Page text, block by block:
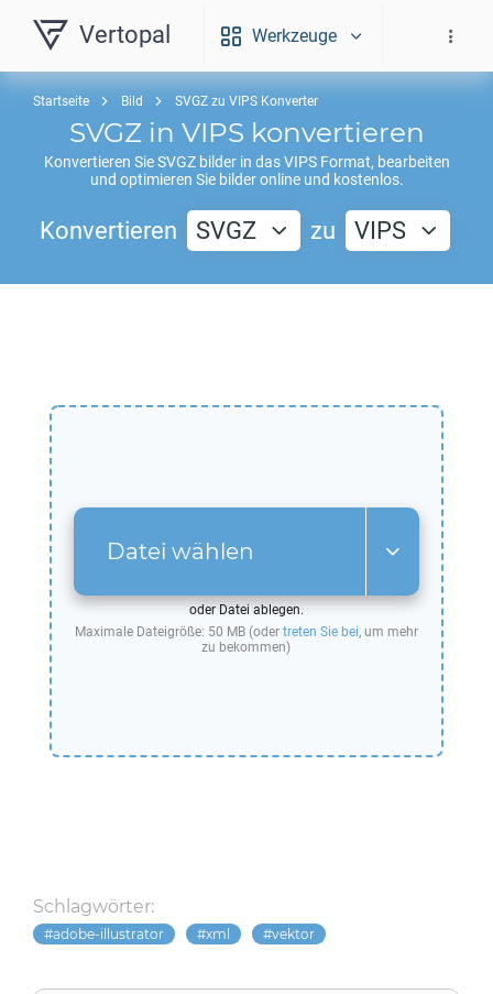
Vertopal Werkzeuge
Startseite Bild SVGZ zu VIPS Konverter
SVGZin VIPS konvertieren
Konvertieren SieSVGZbilder in dasVIPSFormat, bearbeiten
und optimieren Sie bilder online und kostenlos.
Konvertieren SVGZ zu VIPS
Datei wählen
oder Datei ablegen.
Maximale Dateigröße: 50 MB (oder treten Sie bei, um mehr
zu bekommen)
Schlagwörter:
adobe-illustrator xml vektor